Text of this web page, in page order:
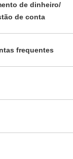
de dinheiro/
de conta
frequentes